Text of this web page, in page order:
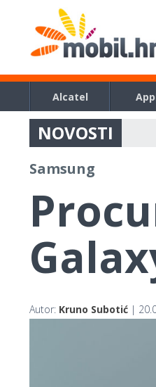
Alcatel
NOVOSTI
Samsung
Autor: Kruno Subotić |